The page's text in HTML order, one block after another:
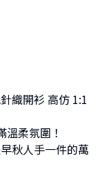
織開衫 高仿 1:1
柔氛圍！
秋人手一件的萬